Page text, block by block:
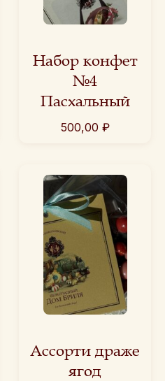
Набор конфет
№4
Пасхальный
500,00 ₽
Ассорти драже
ягод